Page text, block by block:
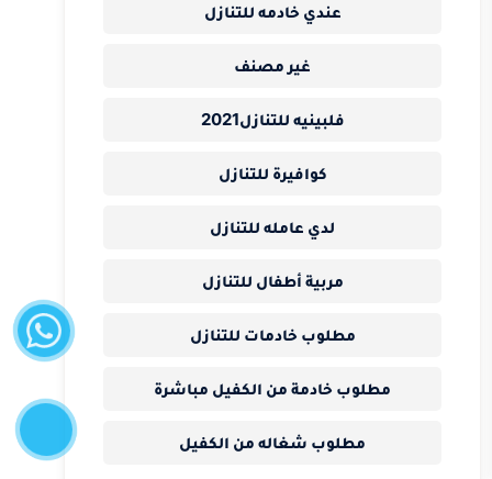
عندي خادمه للتنازل
غير مصنف
فلبينيه للتنازل2021
كوافيرة للتنازل
لدي عامله للتنازل
مربية أطفال للتنازل
مطلوب خادمات للتنازل
مطلوب خادمة من الكفيل مباشرة
مطلوب شغاله من الكفيل
الآن